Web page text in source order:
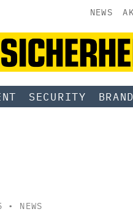
NEWS
SECURITY
• NEWS